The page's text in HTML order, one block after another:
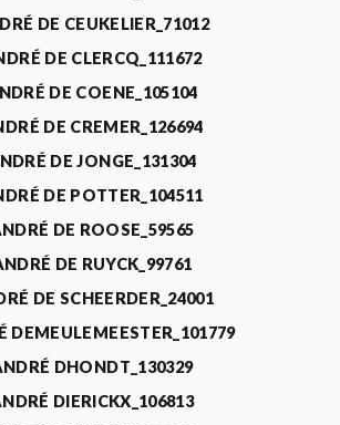
DE CEUKELIER_71012
DE CLERCQ_111672
DE COENE_105104
DE CREMER_126694
DE JONGE_131304
DE POTTER_104511
DE ROOSE_59565
DE RUYCK_99761
DE SCHEERDER_24001
DEMEULEMEESTER_101779
DHONDT_130329
DIERICKX_106813